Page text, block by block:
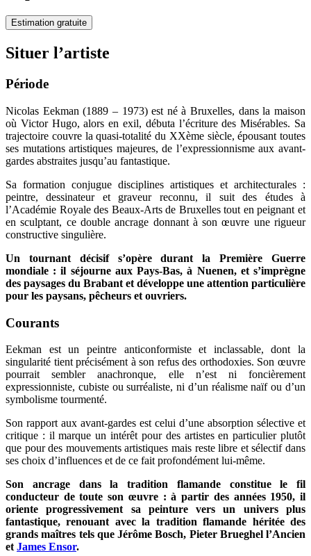
Estimation gratuite
Situer l’artiste
Période
Nicolas Eekman (1889 – 1973) est né à Bruxelles, dans la maison
où Victor Hugo, alors en exil, débuta l’écriture des Misérables. Sa
trajectoire couvre la quasi-totalité du XXème siècle, épousant toutes
ses mutations artistiques majeures, de l’expressionnisme aux avant-
gardes abstraites jusqu’au fantastique.
Sa formation conjugue disciplines artistiques et architecturales :
peintre, dessinateur et graveur reconnu, il suit des études à
l’Académie Royale des Beaux-Arts de Bruxelles tout en peignant et
en sculptant, ce double ancrage donnant à son œuvre une rigueur
constructive singulière.
Un tournant décisif s’opère durant la Première Guerre
mondiale : il séjourne aux Pays-Bas, à Nuenen, et s’imprègne
des paysages du Brabant et développe une attention particulière
pour les paysans, pêcheurs et ouvriers.
Courants
Eekman est un peintre anticonformiste et inclassable, dont la
singularité tient précisément à son refus des orthodoxies. Son œuvre
pourrait sembler anachronque, elle n’est ni foncièrement
expressionniste, cubiste ou surréaliste, ni d’un réalisme naïf ou d’un
symbolisme tourmenté.
Son rapport aux avant-gardes est celui d’une absorption sélective et
critique : il marque un intérêt pour des artistes en particulier plutôt
que pour des mouvements artistiques mais reste libre et sélectif dans
ses choix d’influences et de ce fait profondément lui-même.
Son ancrage dans la tradition flamande constitue le fil
conducteur de toute son œuvre : à partir des années 1950, il
oriente progressivement sa peinture vers un univers plus
fantastique, renouant avec la tradition flamande héritée des
grands maîtres tels que Jérôme Bosch, Pieter Brueghel l’Ancien
et James Ensor.